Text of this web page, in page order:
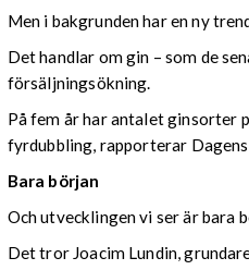
Men i bakgrunden har en ny
Det handlar om gin – som de
försäljningsökning.
På fem år har antalet ginsorter
fyrdubbling, rapporterar
Bara början
Och utvecklingen vi ser är bara
Det tror Joacim Lundin,